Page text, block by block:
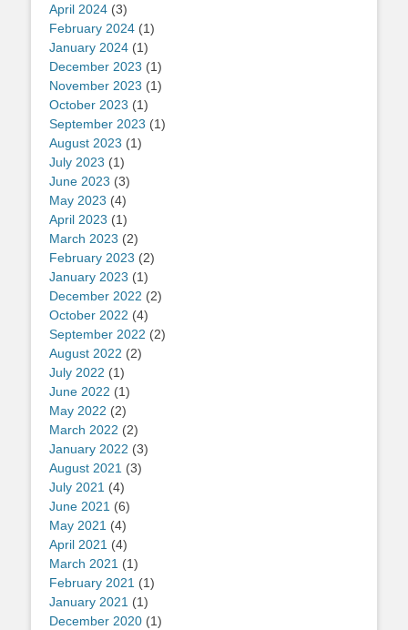
April 2024 (3)
February 2024 (1)
January 2024 (1)
December 2023 (1)
November 2023 (1)
October 2023 (1)
September 2023 (1)
August 2023 (1)
July 2023 (1)
June 2023 (3)
May 2023 (4)
April 2023 (1)
March 2023 (2)
February 2023 (2)
January 2023 (1)
December 2022 (2)
October 2022 (4)
September 2022 (2)
August 2022 (2)
July 2022 (1)
June 2022 (1)
May 2022 (2)
March 2022 (2)
January 2022 (3)
August 2021 (3)
July 2021 (4)
June 2021 (6)
May 2021 (4)
April 2021 (4)
March 2021 (1)
February 2021 (1)
January 2021 (1)
December 2020 (1)